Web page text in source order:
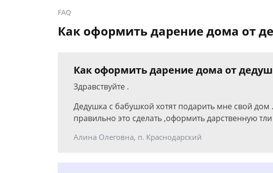
FAQ
Как оформить дарение дома от
Как оформить дарение дома от
Здравствуйте .
Дедушка с бабушкой хотят подарить мне свой дом
правильно это сделать ,оформить дарственную
Алина Олеговна, п. Краснодарский